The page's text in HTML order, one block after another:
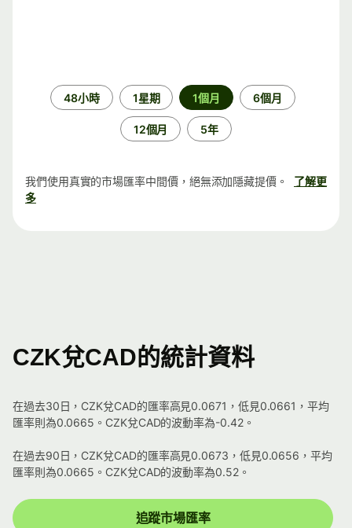
48小時 1星期 1個月 6個月
12個月 5年
我們使用真實的市場匯率中間價，絕無添加隱藏提價。
了解更
多
CZK兌CAD的統計資料
在過去30日，CZK兌CAD的匯率高見0.0671，低見0.0661，平均
匯率則為0.0665。CZK兌CAD的波動率為-0.42。
在過去90日，CZK兌CAD的匯率高見0.0673，低見0.0656，平均
匯率則為0.0665。CZK兌CAD的波動率為0.52。
追蹤市場匯率